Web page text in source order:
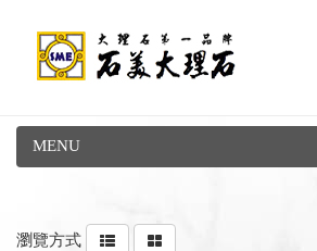
MENU
瀏覽方式